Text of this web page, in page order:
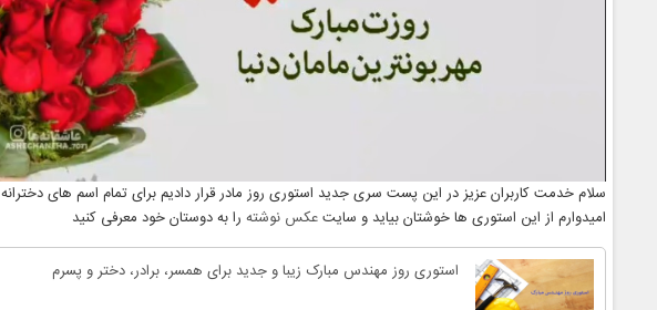
سلام خدمت کاربران عزیز در این پست سری جدید استوری روز مادر قرار دادیم برای تمام اسم های دخترانه
امیدوارم از این استوری ها خوشتان بیاید و سایت عکس نوشته را به دوستان خود معرفی کنید
استوری روز مهندس مبارک زیبا و جدید برای همسر، برادر، دختر و پسرم